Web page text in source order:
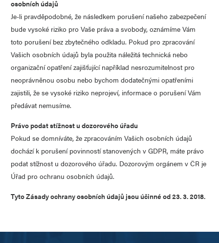
osobních údajů
Je-li pravděpodobné, že následkem porušení našeho zabezpečení
bude vysoké riziko pro Vaše práva a svobody, oznámíme Vám
toto porušení bez zbytečného odkladu. Pokud pro zpracování
Vašich osobních údajů byla použita náležitá technická nebo
organizační opatření zajišťující například nesrozumitelnost pro
neoprávněnou osobu nebo bychom dodatečnými opatřeními
zajistili, že se vysoké riziko neprojeví, informace o porušení Vám
předávat nemusíme.
Právo podat stížnost u dozorového úřadu
Pokud se domníváte, že zpracováním Vašich osobních údajů
dochází k porušení povinností stanovených v GDPR, máte právo
podat stížnost u dozorového úřadu. Dozorovým orgánem v ČR je
Úřad pro ochranu osobních údajů.
Tyto Zásady ochrany osobních údajů jsou účinné od 23. 3. 2018.